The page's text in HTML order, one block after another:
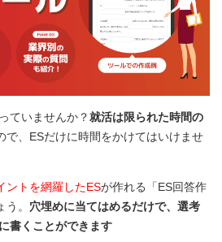
ていませんか？就活は限られた時間の
で、ESだけに時間をかけてはいけませ
ントを網羅したESが作れる「ES回答作
。 穴埋めに当てはめるだけで、選考
書くことができます